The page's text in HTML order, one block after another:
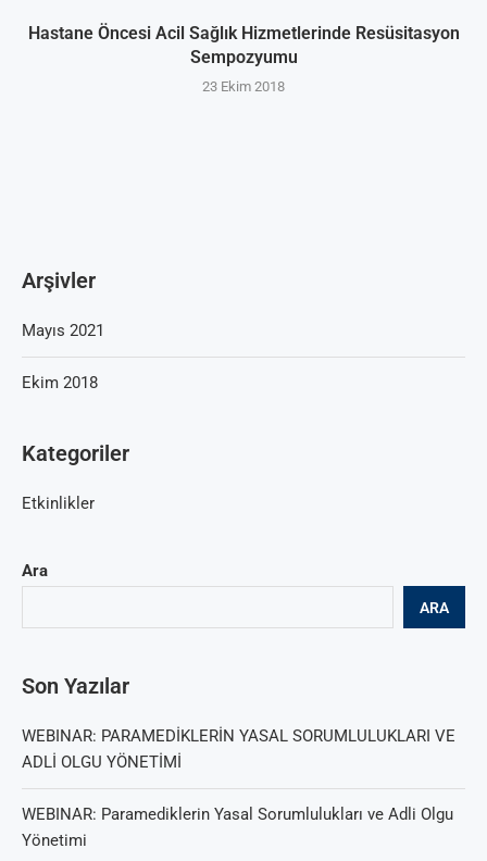
Hastane Öncesi Acil Sağlık Hizmetlerinde Resüsitasyon
Sempozyumu
23 Ekim 2018
Ara
ARA
Son Yazılar
WEBINAR: PARAMEDİKLERİN YASAL SORUMLULUKLARI VE
ADLİ OLGU YÖNETİMİ
WEBINAR: Paramediklerin Yasal Sorumlulukları ve Adli Olgu
Yönetimi
Arşivler
Mayıs 2021
Ekim 2018
Kategoriler
Etkinlikler